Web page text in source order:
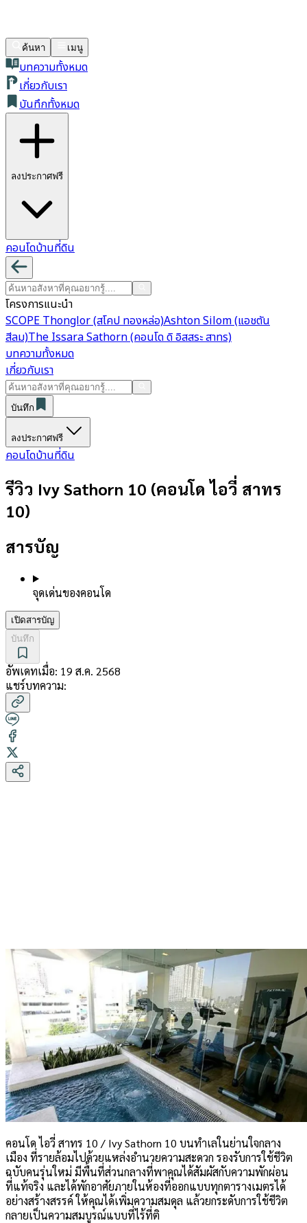
ค้นหา เมนู
บทความทั้งหมด
เกี่ยวกับเรา
บันทึกทั้งหมด
ลงประกาศฟรี
คอนโดบ้านที่ดิน
โครงการแนะนำ
SCOPE Thonglor (สโคป ทองหล่อ)Ashton Silom (แอชตัน
สีลม)The Issara Sathorn (คอนโด ดิ อิสสระ สาทร)
บทความทั้งหมด
เกี่ยวกับเรา
บันทึก
ลงประกาศฟรี
คอนโดบ้านที่ดิน
รีวิว Ivy Sathorn 10 (คอนโด ไอวี่ สาทร
10)
สารบัญ
จุดเด่นของคอนโด
เปิดสารบัญ
บันทึก
อัพเดทเมื่อ: 19 ส.ค. 2568
แชร์บทความ:
คอนโด ไอวี่ สาทร 10 / Ivy Sathorn 10 บนทำเลในย่านใจกลาง
เมือง ที่รายล้อมไปด้วยแหล่งอำนวยความสะดวก รองรับการใช้ชีวิต
ฉบับคนรุ่นใหม่ มีพื้นที่ส่วนกลางที่พาคุณได้สัมผัสกับความพักผ่อน
ที่แท้จริง และได้พักอาศัยภายในห้องที่ออกแบบทุกตารางเมตรได้
อย่างสร้างสรรค์ ให้คุณได้เพิ่มความสมดุล แล้วยกระดับการใช้ชีวิต
กลายเป็นความสมบูรณ์แบบที่ไร้ที่ติ